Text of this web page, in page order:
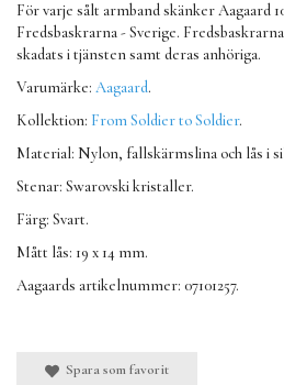
För varje sålt armband skänker Aagaard
Fredsbaskrarna - Sverige.
skadats i tjänsten samt deras anhöriga.
Varumärke: Aagaard.
Kollektion: From Soldier to Soldier.
Material: Nylon, fallskärmslina och lås i
Stenar: Swarovski kristaller.
Färg: Svart.
Mått lås: 19 x 14 mm.
Aagaards artikelnummer: 07101257.
Spara som favorit